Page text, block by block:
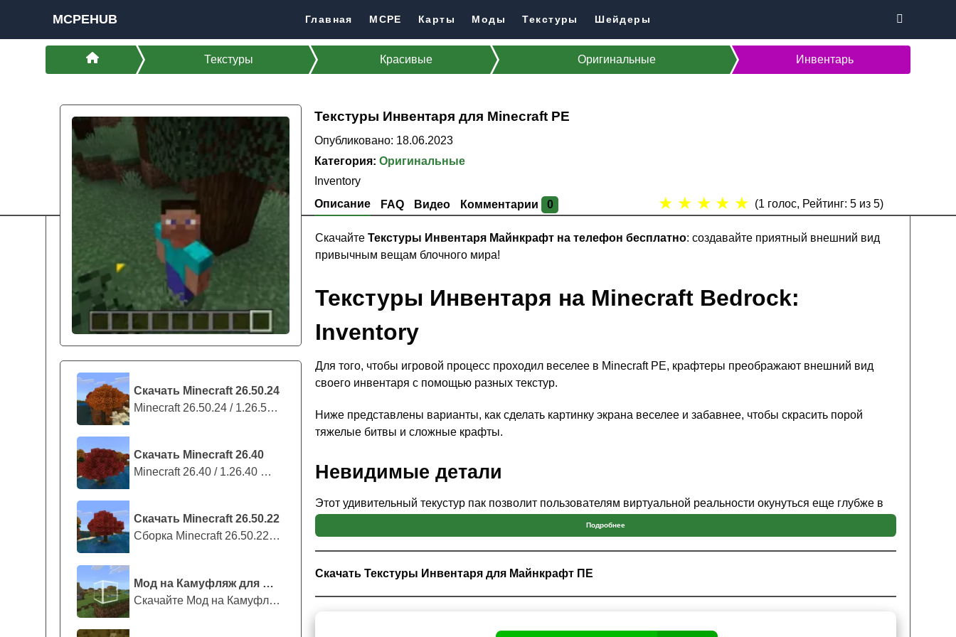
MCPEHUB Главная MCPE Карты Моды Текстуры Шейдеры
Текстуры Красивые Оригинальные Инвентарь
Текстуры Инвентаря для Minecraft PE
Опубликовано: 18.06.2023
Категория:Оригинальные
Inventory
Описание
FAQ Видео Комментарии 0 ★ ★ ★ ★ ★ (1 голос, Рейтинг: 5из 5)
Скачать Minecraft 26.50.24
Minecraft 26.50.24 / 1.26.50.24 предс...
Скачать Minecraft 26.40
Minecraft 26.40 / 1.26.40 — стабильны...
Скачать Minecraft 26.50.22
Сборка Minecraft 26.50.22 / 1.26.50.2...
Мод на Камуфляж для Майнкрафт ПЕ
Скачайте Мод на Камуфляж на Майнкрафт...
СкачайтеТекстуры Инвентаря Майнкрафт на телефон бесплатно: создавайте приятный внешний вид
привычным вещам блочного мира!
Текстуры Инвентаря на Minecraft Bedrock:
Inventory
Для того, чтобы игровой процесс проходил веселее в Minecraft PE, крафтеры преображают внешний вид
своего инвентаря с помощью разных текстур.
Ниже представлены варианты, как сделать картинку экрана веселее и забавнее, чтобы скрасить порой
тяжелые битвы и сложные крафты.
Невидимые детали
Этот удивительный текустур пак позволит пользователям виртуальной реальности окунуться еще глубже в
игровой мир Майнкрафт ПЕ, убрав элементы интерфейса, которые могли отвлекать вас от геймплея.
Больше не будет мешать управление персонажем,настройки инвентаря,построения и взаимодействия с
другими персонажами.
Крафтеры смогут почувствовать себя в кубическом мире еще более свободно. И открывать новые
Подробнее
Скачать Текстуры Инвентаря для Майнкрафт ПЕ